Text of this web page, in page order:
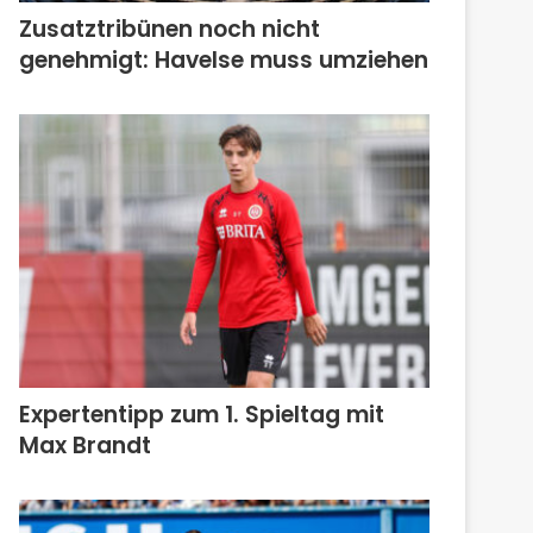
Zusatztribünen noch nicht
genehmigt: Havelse muss umziehen
Expertentipp zum 1. Spieltag mit
Max Brandt